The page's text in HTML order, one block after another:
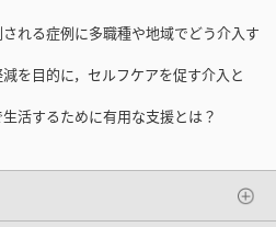
れる症例に多職種や地域でどう介入す
を目的に，セルフケアを促す介入と
活するために有用な支援とは？